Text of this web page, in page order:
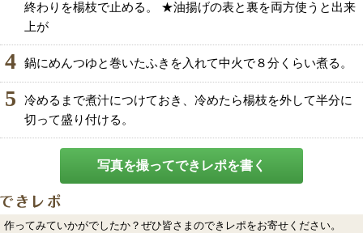
終わりを楊枝で止める。 ★油揚げの表と裏を両方使うと出来
上が
4 鍋にめんつゆと巻いたふきを入れて中火で８分くらい煮る。
5
冷めるまで煮汁につけておき、冷めたら楊枝を外して半分に
切って盛り付ける。
写真を撮ってできレポを書く
作ってみていかがでしたか？ぜひ皆さまのできレポをお寄せください。